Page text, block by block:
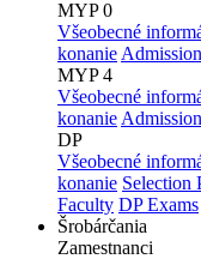
MYP 0
Všeobecné
konanie
MYP 4
Všeobecné
konanie
DP
Všeobecné
konanie Selection
Faculty DP Exams
Šrobárčania
Zamestnanci